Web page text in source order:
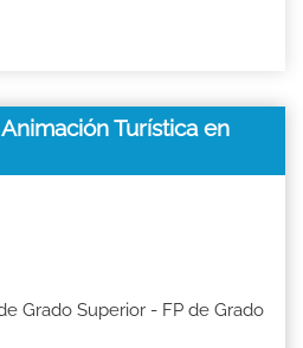
Turística en
Grado Superior - FP de Grado